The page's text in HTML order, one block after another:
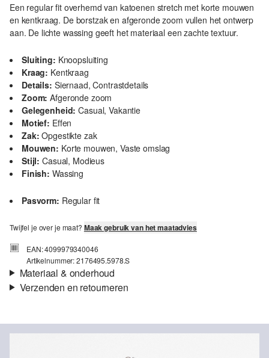
Een regular fit overhemd van katoenen stretch met korte mouwen
en kentkraag. De borstzak en afgeronde zoom vullen het ontwerp
aan. De lichte wassing geeft het materiaal een zachte textuur.
Sluiting: Knoopsluiting
Kraag: Kentkraag
Details: Siernaad, Contrastdetails
Zoom: Afgeronde zoom
Gelegenheid: Casual, Vakantie
Motief: Effen
Zak: Opgestikte zak
Mouwen: Korte mouwen, Vaste omslag
Stijl: Casual, Modieus
Finish: Wassing
Pasvorm: Regular fit
Twijfel je over je maat? Maak gebruik van het maatadvies
EAN: 4099979340046
Artikelnummer: 2176495.5978.S
Materiaal & onderhoud
Materiaal: Katoen
Verzenden en retourneren
Je bestelling wordt binnen 3-5 werkdagen verzonden door bpost.